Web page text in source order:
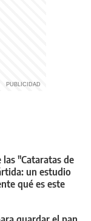
"Cataratas de
un estudio
qué es este